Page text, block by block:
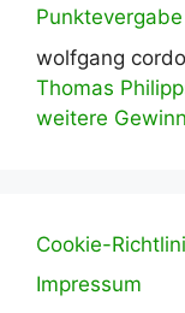
Punktevergabe
wolfgang
Thomas
weitere
Cookie-
Impressum